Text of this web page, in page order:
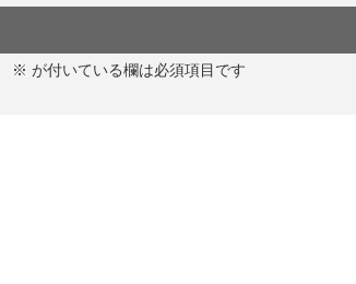
※ が付いている欄は必須項目です